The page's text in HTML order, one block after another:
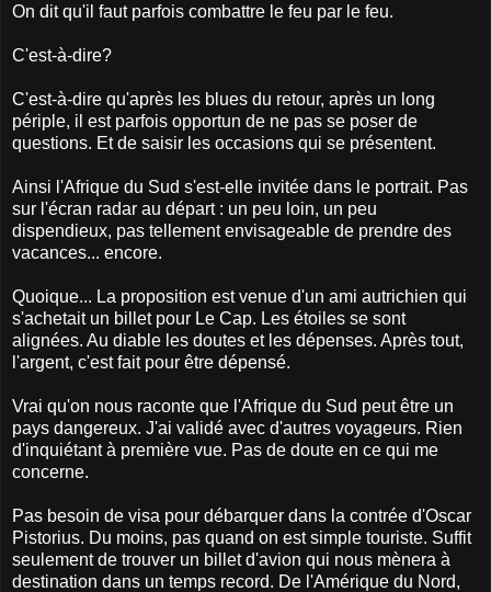
On dit qu'il faut parfois combattre le feu par le feu.
C'est-à-dire?
C'est-à-dire qu'après les blues du retour, après un long
périple, il est parfois opportun de ne pas se poser de
questions. Et de saisir les occasions qui se présentent.
Ainsi l'Afrique du Sud s'est-elle invitée dans le portrait. Pas
sur l'écran radar au départ : un peu loin, un peu
dispendieux, pas tellement envisageable de prendre des
vacances... encore.
Quoique... La proposition est venue d'un ami autrichien qui
s'achetait un billet pour Le Cap. Les étoiles se sont
alignées. Au diable les doutes et les dépenses. Après tout,
l'argent, c'est fait pour être dépensé.
Vrai qu'on nous raconte que l'Afrique du Sud peut être un
pays dangereux. J'ai validé avec d'autres voyageurs. Rien
d'inquiétant à première vue. Pas de doute en ce qui me
concerne.
Pas besoin de visa pour débarquer dans la contrée d'Oscar
Pistorius. Du moins, pas quand on est simple touriste. Suffit
seulement de trouver un billet d'avion qui nous mènera à
destination dans un temps record. De l'Amérique du Nord,